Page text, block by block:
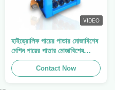
VIDEO
হাইড্রোলিক পায়ের পাতার মোজাবিশেষ
মেশিন পায়ের পাতার মোজাবিশেষ
Crimping মেশিন পায়ের পাতার
মোজাবিশেষ প্রেস ফিন পাওয়ার
Swager
Contact Now